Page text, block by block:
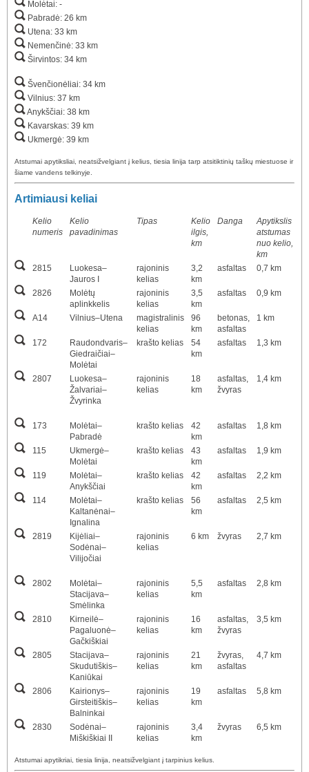
Molėtai: -
Pabradė: 26 km
Utena: 33 km
Nemenčinė: 33 km
Širvintos: 34 km
Švenčionėliai: 34 km
Vilnius: 37 km
Anykščiai: 38 km
Kavarskas: 39 km
Ukmergė: 39 km
Atstumai apytiksliai, neatsižvelgiant į kelius, tiesia linija tarp atsitiktinių taškų miestuose ir
šiame vandens telkinyje.
Artimiausi keliai
Kelio
numeris
Kelio
pavadinimas
Tipas
Kelio
ilgis,
km
Danga
Apytikslis
atstumas
nuo kelio,
km
2815
Luokesa–
Jauros I
rajoninis
kelias
3,2
km
asfaltas 0,7 km
2826
Molėtų
aplinkkelis
rajoninis
kelias
3,5
km
asfaltas 0,9 km
A14 Vilnius–Utena
magistralinis
kelias
96
km
betonas,
asfaltas
1 km
172
Raudondvaris–
Giedraičiai–
Molėtai
krašto kelias
54
km
asfaltas 1,3 km
2807
Luokesa–
Žalvariai–
Žvyrinka
rajoninis
kelias
18
km
asfaltas,
žvyras
1,4 km
173
Molėtai–
Pabradė
krašto kelias
42
km
asfaltas 1,8 km
115
Ukmergė–
Molėtai
krašto kelias
43
km
asfaltas 1,9 km
119
Molėtai–
Anykščiai
krašto kelias
42
km
asfaltas 2,2 km
114
Molėtai–
Kaltanėnai–
Ignalina
krašto kelias
56
km
asfaltas 2,5 km
2819
Kijėliai–
Sodėnai–
Vilijočiai
rajoninis
kelias
6 km žvyras 2,7 km
2802
Molėtai–
Stacijava–
Smėlinka
rajoninis
kelias
5,5
km
asfaltas 2,8 km
2810
Kirneilė–
Pagaluonė–
Gačkiškiai
rajoninis
kelias
16
km
asfaltas,
žvyras
3,5 km
2805
Stacijava–
Skudutiškis–
Kaniūkai
rajoninis
kelias
21
km
žvyras,
asfaltas
4,7 km
2806
Kairionys–
Girsteitiškis–
Balninkai
rajoninis
kelias
19
km
asfaltas 5,8 km
2830
Sodėnai–
Miškiškiai II
rajoninis
kelias
3,4
km
žvyras 6,5 km
Atstumai apytikriai, tiesia linija, neatsižvelgiant į tarpinius kelius.